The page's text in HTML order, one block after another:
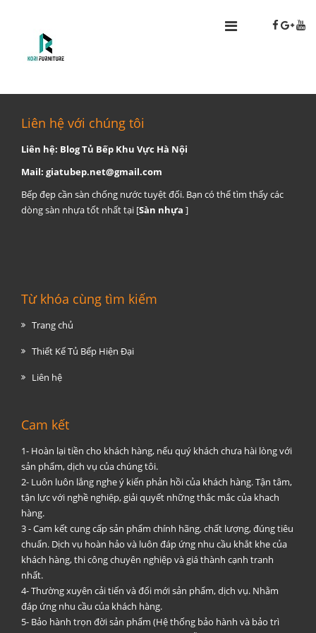
Liên hệ với chúng tôi
Liên hệ: Blog Tủ Bếp Khu Vực Hà Nội
Mail: giatubep.net@gmail.com
Bếp đẹp cần sàn chống nước tuyệt đối. Bạn có thể tìm thấy các
dòng sàn nhựa tốt nhất tại [Sàn nhựa ]
Từ khóa cùng tìm kiếm
Trang chủ
Thiết Kế Tủ Bếp Hiện Đại
Liên hệ
Cam kết
1- Hoàn lại tiền cho khách hàng, nếu quý khách chưa hài lòng với
sản phẩm, dịch vụ của chúng tôi.
2- Luôn luôn lắng nghe ý kiến phản hồi của khách hàng. Tận tâm,
tận lực với nghề nghiệp, giải quyết những thắc mắc của khach
hàng.
3 - Cam kết cung cấp sản phẩm chính hãng, chất lượng, đúng tiêu
chuẩn. Dịch vụ hoàn hảo và luôn đáp ứng nhu cầu khắt khe của
khách hàng, thi công chuyên nghiệp và giá thành cạnh tranh
nhất.
4- Thường xuyên cải tiến và đổi mới sản phẩm, dịch vụ. Nhằm
đáp ứng nhu cầu của khách hàng.
5- Bảo hành trọn đời sản phẩm (Hệ thống bảo hành và bảo trì